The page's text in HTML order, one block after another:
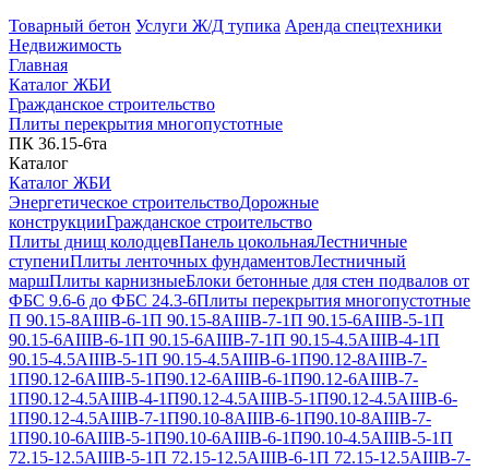
Товарный бетон Услуги Ж/Д тупика Аренда спецтехники
Недвижимость
Главная
Каталог ЖБИ
Гражданское строительство
Плиты перекрытия многопустотные
ПК 36.15-6та
Каталог
Каталог ЖБИ
Энергетическое строительствоДорожные
конструкцииГражданское строительство
Плиты днищ колодцевПанель цокольнаяЛестничные
ступениПлиты ленточных фундаментовЛестничный
маршПлиты карнизныеБлоки бетонные для стен подвалов от
ФБС 9.6-6 до ФБС 24.3-6Плиты перекрытия многопустотные
П 90.15-8АIIIВ-6-1П 90.15-8АIIIВ-7-1П 90.15-6АIIIВ-5-1П
90.15-6АIIIВ-6-1П 90.15-6АIIIВ-7-1П 90.15-4.5АIIIВ-4-1П
90.15-4.5АIIIВ-5-1П 90.15-4.5АIIIВ-6-1П90.12-8АIIIВ-7-
1П90.12-6АIIIВ-5-1П90.12-6АIIIВ-6-1П90.12-6АIIIВ-7-
1П90.12-4.5АIIIВ-4-1П90.12-4.5АIIIВ-5-1П90.12-4.5АIIIВ-6-
1П90.12-4.5АIIIВ-7-1П90.10-8АIIIВ-6-1П90.10-8АIIIВ-7-
1П90.10-6АIIIВ-5-1П90.10-6АIIIВ-6-1П90.10-4.5АIIIВ-5-1П
72.15-12.5АIIIВ-5-1П 72.15-12.5АIIIВ-6-1П 72.15-12.5АIIIВ-7-